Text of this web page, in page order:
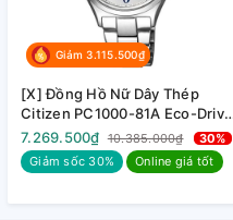
Nơi lắp ráp:
Phong cách:
Giảm 3.115.500₫
[X] Đồng Hồ Nữ Dây Thép
Citizen PC1000-81A Eco-Drive
| Kính Sapphire | Năng lượng
ánh sáng
7.269.500₫ 10.385.000₫
30%
Giảm sốc 30%
Online giá tốt